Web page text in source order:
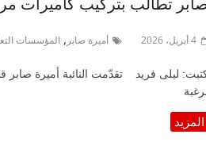
تطالب بتركيب كاميرات
4 أبريل، 2026 أميرة صابر , المؤسسات
ليلى فريد تقدّمت النائبة أميرة